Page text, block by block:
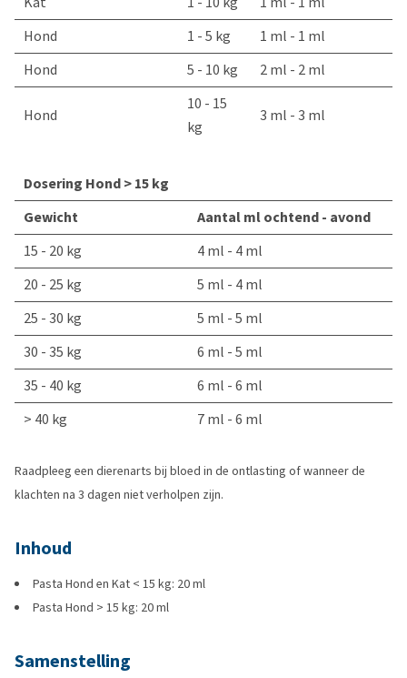
Hond
1 - 5 kg
1 ml - 1 ml
Hond
5 - 10 kg 2 ml - 2 ml
Hond
10 - 15
kg
3 ml - 3 ml
Dosering Hond > 15 kg
Gewicht
Aantal ml ochtend - avond
15 - 20 kg
4 ml - 4 ml
20 - 25 kg
5 ml - 4 ml
25 - 30 kg
5 ml - 5 ml
30 - 35 kg
6 ml - 5 ml
35 - 40 kg
6 ml - 6 ml
> 40 kg
7 ml - 6 ml
Raadpleeg een dierenarts bij bloed in de ontlasting of wanneer de
klachten na 3 dagen niet verholpen zijn.
Inhoud
Pasta Hond en Kat < 15 kg: 20 ml
Pasta Hond > 15 kg: 20 ml
Samenstelling